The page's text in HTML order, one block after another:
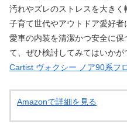
汚れやズレのストレスを大きく
子育て世代やアウトドア愛好者
愛車の内装を清潔かつ安全に
て、ぜひ検討してみてはいかが
Cartist ヴォクシー ノア90系フ
Amazonで詳細を見る